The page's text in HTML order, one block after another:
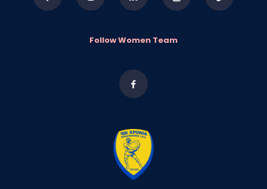
Follow Women Team